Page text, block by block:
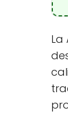
La